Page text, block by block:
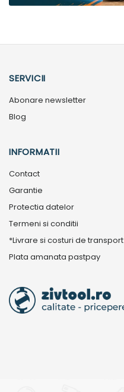
SERVICII
Abonare newsletter
Blog
INFORMATII
Contact
Garantie
Protectia datelor
Termeni si conditii
*Livrare si costuri de transport
Plata amanata pastpay